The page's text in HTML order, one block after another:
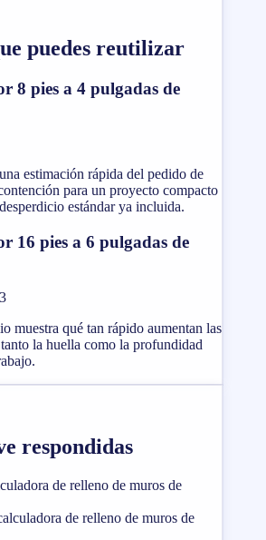
puedes reutilizar
8 pies a 4 pulgadas de
estimación rápida del pedido de
para un proyecto compacto
estándar ya incluida.
16 pies a 6 pulgadas de
muestra qué tan rápido aumentan las
la huella como la profundidad
respondidas
de relleno de muros de
de relleno de muros de